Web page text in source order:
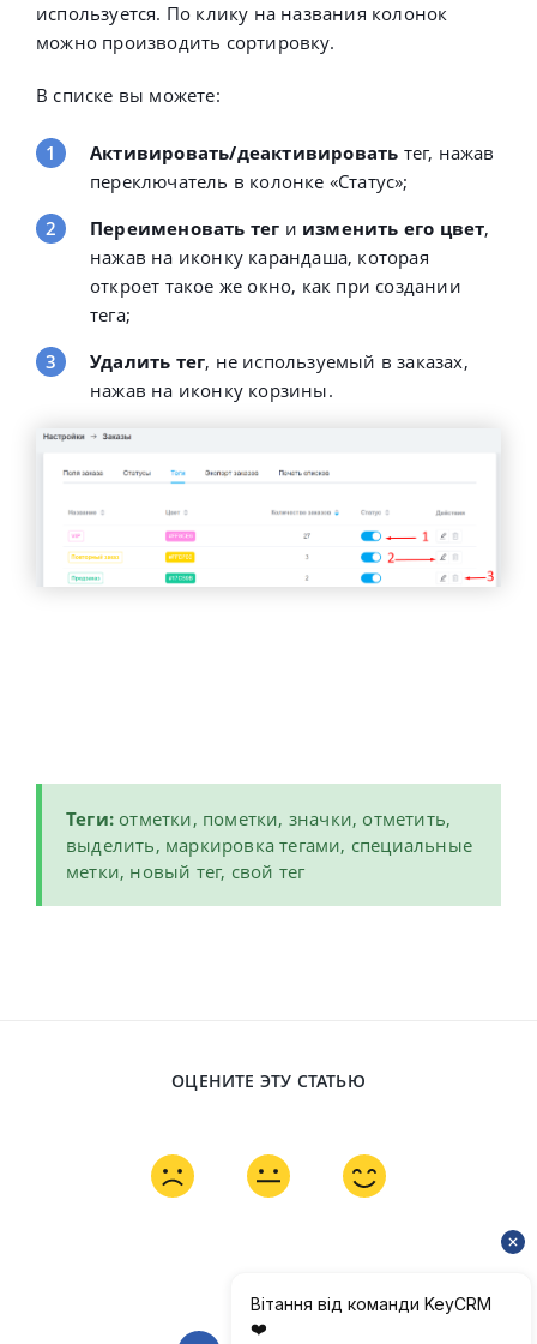
используется. По клику на названия колонок
можно производить сортировку.
В списке вы можете:
Активировать/деактивировать тег, нажав
переключатель в колонке «Статус»;
Переименовать тег и изменить его цвет,
нажав на иконку карандаша, которая
откроет такое же окно, как при создании
тега;
Удалить тег, не используемый в заказах,
нажав на иконку корзины.
Теги: отметки, пометки, значки, отметить,
выделить, маркировка тегами, специальные
метки, новый тег, свой тег
ОЦЕНИТЕ ЭТУ СТАТЬЮ